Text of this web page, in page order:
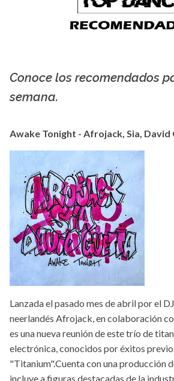
Conoce los recomendados
semana.
Awake Tonight - Afrojack, Sia, David
Lanzada el pasado mes de abril por el
neerlandés Afrojack, en colaboración
es una nueva reunión de este trío de
electrónica, conocidos por éxitos
"Titanium".Cuenta con una producción
incluye a figuras destacadas de la